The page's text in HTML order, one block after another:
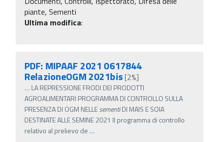
piante, Sementi
Ultima modifica:
PDF: MIPAAF 2021 0617844
RelazioneOGM 2021bis[2%]
… LA REPRESSIONE FRODI DEI PRODOTTI
AGROALIMENTARI PROGRAMMA DI CONTROLLO SULLA
PRESENZA DI OGM NELLEsementiDI MAIS E SOIA
DESTINATE ALLE SEMINE 2021 Il programma di controllo
relativo al prelievo de …